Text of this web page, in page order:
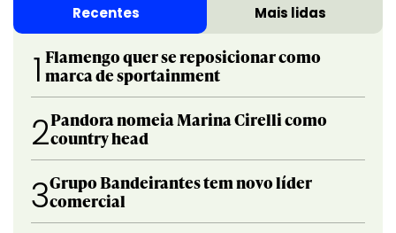
Recentes Mais lidas
1 Flamengo quer se reposicionar como
marca de sportainment
2Pandora nomeia Marina Cirelli como
country head
3Grupo Bandeirantes tem novo líder
comercial